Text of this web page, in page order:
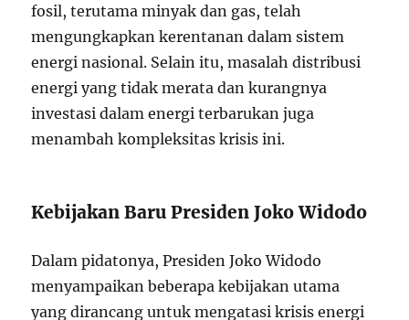
fosil, terutama minyak dan gas, telah
mengungkapkan kerentanan dalam sistem
energi nasional. Selain itu, masalah distribusi
energi yang tidak merata dan kurangnya
investasi dalam energi terbarukan juga
menambah kompleksitas krisis ini.
Kebijakan Baru Presiden Joko Widodo
Dalam pidatonya, Presiden Joko Widodo
menyampaikan beberapa kebijakan utama
yang dirancang untuk mengatasi krisis energi